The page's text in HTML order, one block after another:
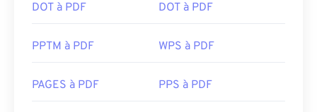
DOT à PDF DOT à PDF
PPTM à PDF WPS à PDF
PAGES à PDF PPS à PDF